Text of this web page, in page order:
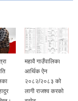
महावै गाउँपालिका
आर्थिक ऐन
२०८२/२०८३ को
लागी राजश्व करको